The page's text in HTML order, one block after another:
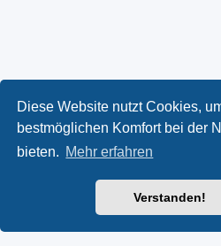
Diese Website nutzt Cookies,
bestmöglichen Komfort bei der
bieten. Mehr erfahren
Verstanden!